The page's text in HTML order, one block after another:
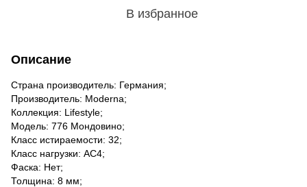
В избранное
Описание
Страна производитель: Германия;
Производитель: Moderna;
Коллекция: Lifestyle;
Модель: 776 Мондовино;
Класс истираемости: 32;
Класс нагрузки: AC4;
Фаска: Нет;
Толщина: 8 мм;